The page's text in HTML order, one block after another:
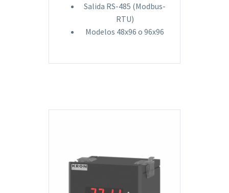
Salida RS-485 (Modbus-
RTU)
Modelos 48x96 o 96x96